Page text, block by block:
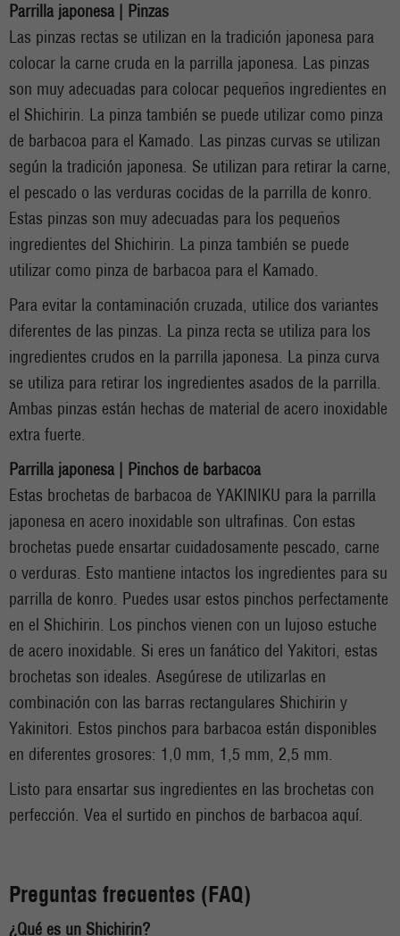
Parrilla japonesa | Pinzas
Las pinzas rectas se utilizan en la tradición japonesa para
colocar la carne cruda en la parrilla japonesa. Las pinzas
son muy adecuadas para colocar pequeños ingredientes en
el Shichirin. La pinza también se puede utilizar como pinza
de barbacoa para el Kamado. Las pinzas curvas se utilizan
según la tradición japonesa. Se utilizan para retirar la carne,
el pescado o las verduras cocidas de la parrilla de konro.
Estas pinzas son muy adecuadas para los pequeños
ingredientes del Shichirin. La pinza también se puede
utilizar como pinza de barbacoa para el Kamado.
Para evitar la contaminación cruzada, utilice dos variantes
diferentes de las pinzas. La pinza recta se utiliza para los
ingredientes crudos en la parrilla japonesa. La pinza curva
se utiliza para retirar los ingredientes asados de la parrilla.
Ambas pinzas están hechas de material de acero inoxidable
extra fuerte.
Parrilla japonesa | Pinchos de barbacoa
Estas brochetas de barbacoa de YAKINIKU para la parrilla
japonesa en acero inoxidable son ultrafinas. Con estas
brochetas puede ensartar cuidadosamente pescado, carne
o verduras. Esto mantiene intactos los ingredientes para su
parrilla de konro. Puedes usar estos pinchos perfectamente
en el Shichirin. Los pinchos vienen con un lujoso estuche
de acero inoxidable. Si eres un fanático del Yakitori, estas
brochetas son ideales. Asegúrese de utilizarlas en
combinación con las barras rectangulares Shichirin y
Yakinitori. Estos pinchos para barbacoa están disponibles
en diferentes grosores: 1,0 mm, 1,5 mm, 2,5 mm.
Listo para ensartar sus ingredientes en las brochetas con
perfección. Vea el surtido en pinchos de barbacoa aquí.
Preguntas frecuentes (FAQ)
¿Qué es un Shichirin?